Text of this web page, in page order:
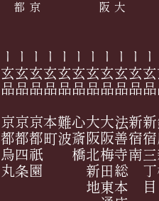
ー
ー玄品 新宿三丁目
ー玄品 新宿南
大阪
ー玄品 法善寺総本店
ー玄品 大阪梅田東通
ー玄品 大阪北新地
ー玄品 心斎橋
ー玄品 難波
ー玄品 本町
京都
ー玄品 京都祇園
ー玄品 京都四条
ー玄品 京都烏丸